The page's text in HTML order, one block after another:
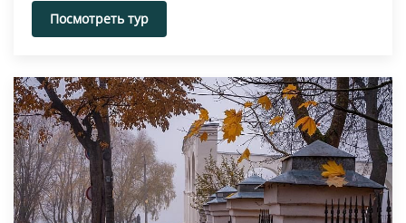
Посмотреть тур